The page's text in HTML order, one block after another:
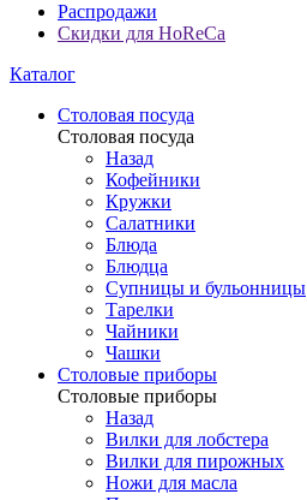
Распродажи
Скидки для HoReCa
Каталог
Столовая посуда
Столовая посуда
Назад
Кофейники
Кружки
Салатники
Блюда
Блюдца
Супницы и бульонницы
Тарелки
Чайники
Чашки
Cтоловые приборы
Cтоловые приборы
Назад
Вилки для лобстера
Вилки для пирожных
Ножи для масла